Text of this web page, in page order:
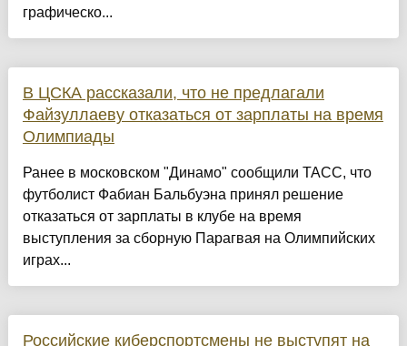
графическо...
В ЦСКА рассказали, что не предлагали
Файзуллаеву отказаться от зарплаты на время
Олимпиады
Ранее в московском "Динамо" сообщили ТАСС, что
футболист Фабиан Бальбуэна принял решение
отказаться от зарплаты в клубе на время
выступления за сборную Парагвая на Олимпийских
играх...
Российские киберспортсмены не выступят на